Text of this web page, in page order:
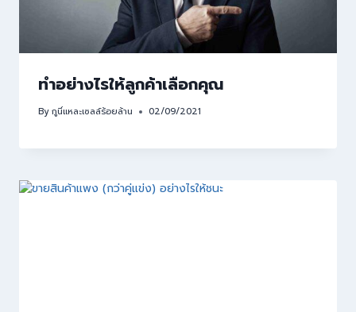
ทำอย่างไรให้ลูกค้าเลือกคุณ
Byกูนี่แหละเซลล์ร้อยล้าน 02/09/2021